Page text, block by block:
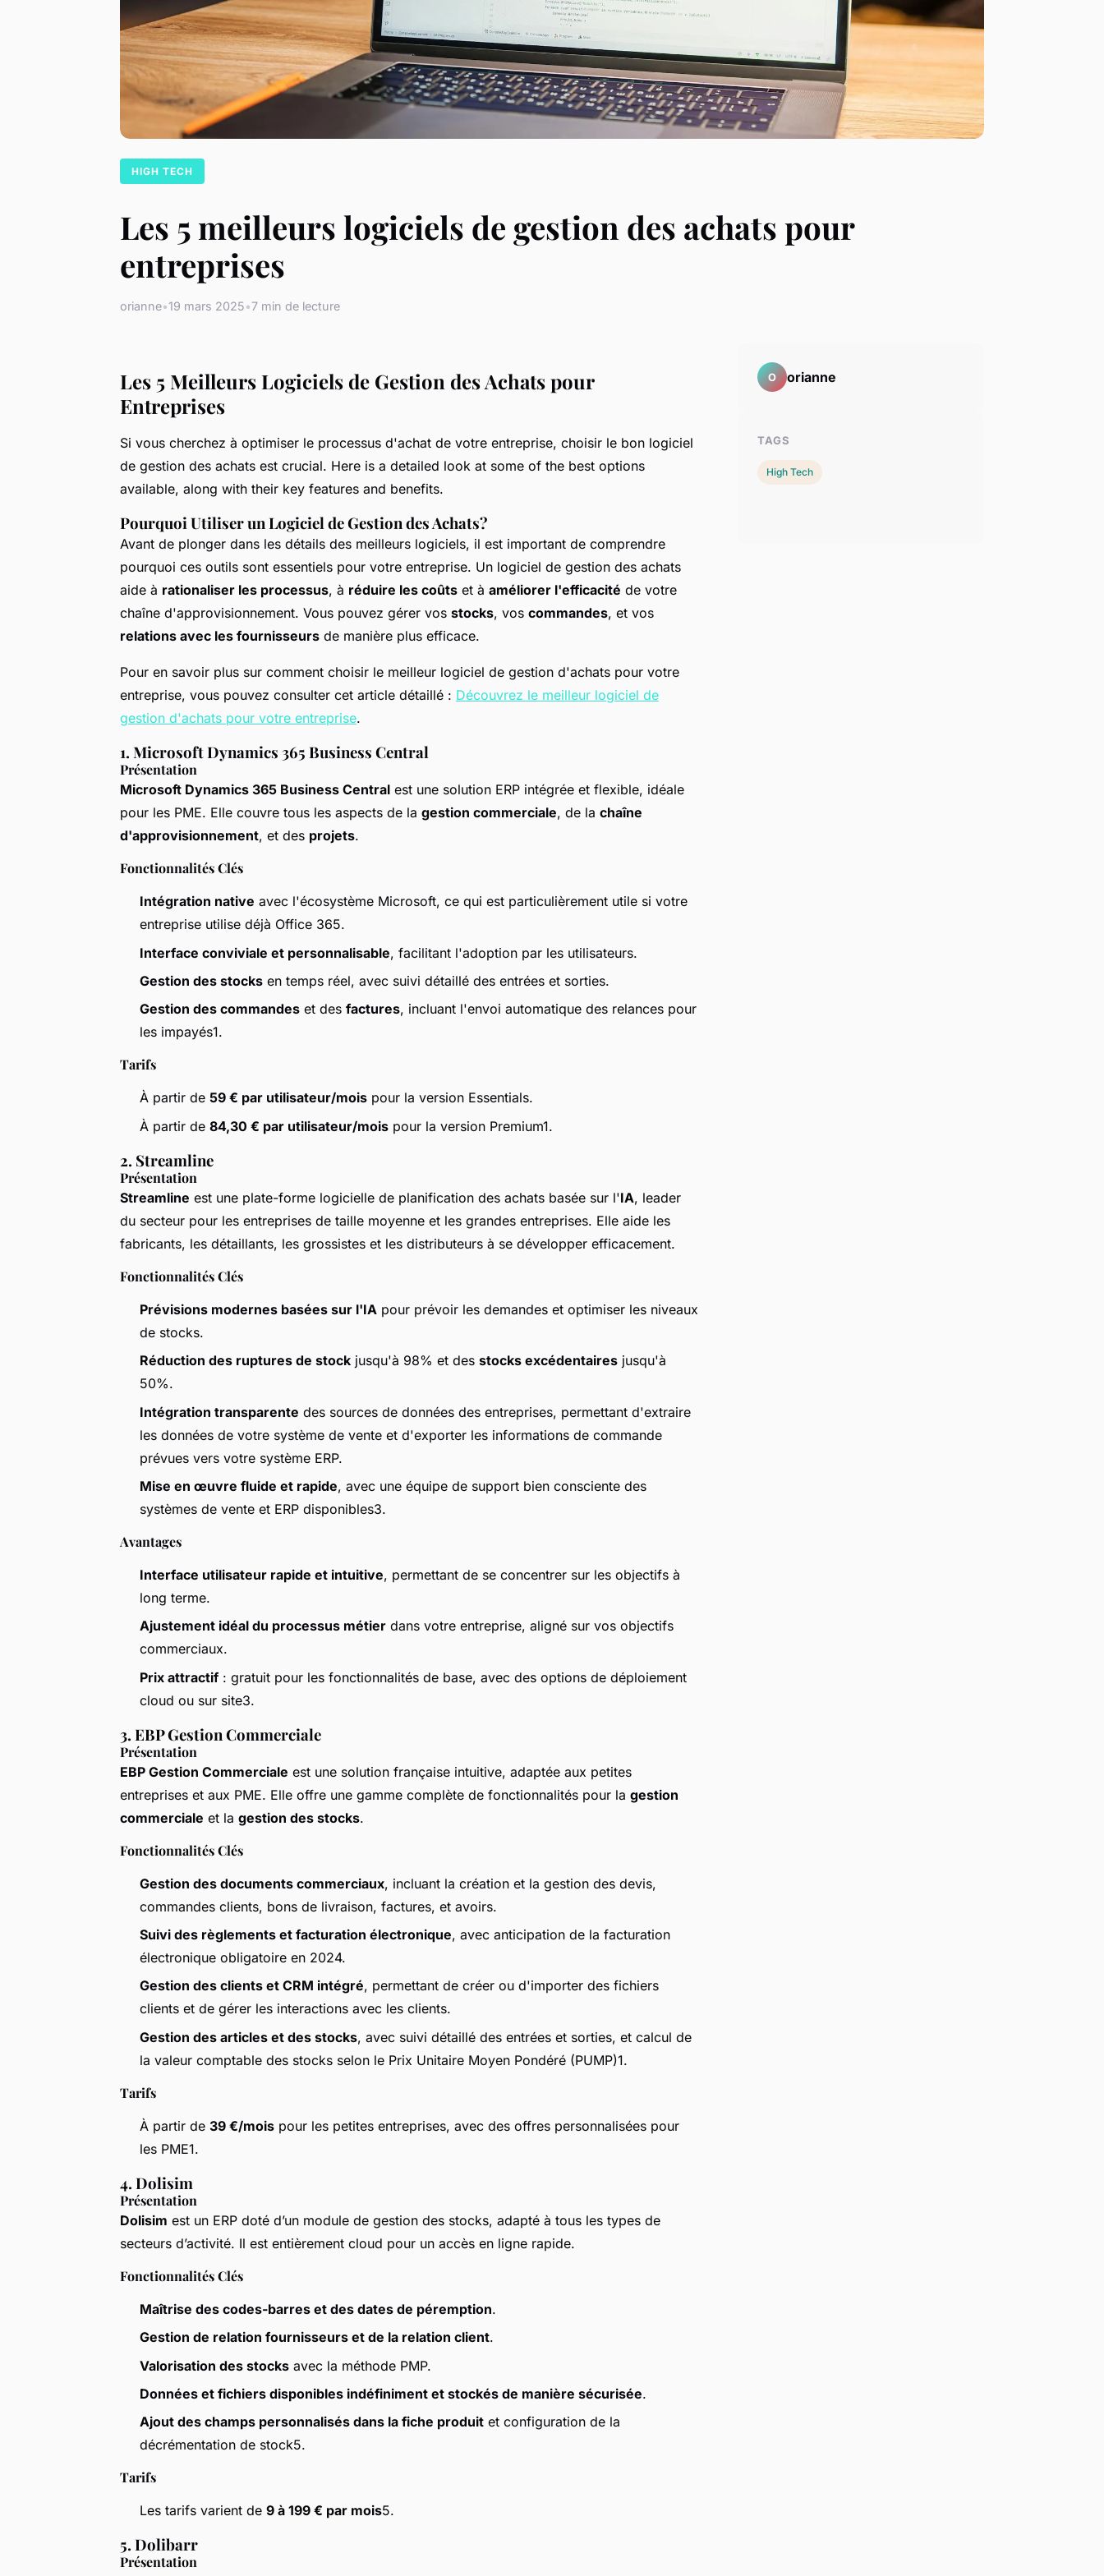
HIGH TECH
Les 5 meilleurs logiciels de gestion des achats pour
entreprises
orianne•19 mars 2025•7 min de lecture
Les 5 Meilleurs Logiciels de Gestion des Achats pour
Entreprises
Si vous cherchez à optimiser le processus d'achat de votre entreprise, choisir le bon logiciel
de gestion des achats est crucial. Here is a detailed look at some of the best options
available, along with their key features and benefits.
Pourquoi Utiliser un Logiciel de Gestion des Achats?
Avant de plonger dans les détails des meilleurs logiciels, il est important de comprendre
pourquoi ces outils sont essentiels pour votre entreprise. Un logiciel de gestion des achats
aide à rationaliser les processus, à réduire les coûts et à améliorer l'efficacité de votre
chaîne d'approvisionnement. Vous pouvez gérer vos stocks, vos commandes, et vos
relations avec les fournisseurs de manière plus efficace.
Pour en savoir plus sur comment choisir le meilleur logiciel de gestion d'achats pour votre
entreprise, vous pouvez consulter cet article détaillé : Découvrez le meilleur logiciel de
gestion d'achats pour votre entreprise.
1. Microsoft Dynamics 365 Business Central
Présentation
Microsoft Dynamics 365 Business Central est une solution ERP intégrée et flexible, idéale
pour les PME. Elle couvre tous les aspects de la gestion commerciale, de la chaîne
d'approvisionnement, et des projets.
Fonctionnalités Clés
Intégration native avec l'écosystème Microsoft, ce qui est particulièrement utile si votre
entreprise utilise déjà Office 365.
Interface conviviale et personnalisable, facilitant l'adoption par les utilisateurs.
Gestion des stocks en temps réel, avec suivi détaillé des entrées et sorties.
Gestion des commandes et des factures, incluant l'envoi automatique des relances pour
les impayés1.
Tarifs
À partir de 59 € par utilisateur/mois pour la version Essentials.
À partir de 84,30 € par utilisateur/mois pour la version Premium1.
2. Streamline
Présentation
Streamline est une plate-forme logicielle de planification des achats basée sur l'IA, leader
du secteur pour les entreprises de taille moyenne et les grandes entreprises. Elle aide les
fabricants, les détaillants, les grossistes et les distributeurs à se développer efficacement.
Fonctionnalités Clés
Prévisions modernes basées sur l'IA pour prévoir les demandes et optimiser les niveaux
de stocks.
Réduction des ruptures de stock jusqu'à 98% et des stocks excédentaires jusqu'à
50%.
Intégration transparente des sources de données des entreprises, permettant d'extraire
les données de votre système de vente et d'exporter les informations de commande
prévues vers votre système ERP.
Mise en œuvre fluide et rapide, avec une équipe de support bien consciente des
systèmes de vente et ERP disponibles3.
Avantages
Interface utilisateur rapide et intuitive, permettant de se concentrer sur les objectifs à
long terme.
Ajustement idéal du processus métier dans votre entreprise, aligné sur vos objectifs
commerciaux.
Prix attractif: gratuit pour les fonctionnalités de base, avec des options de déploiement
cloud ou sur site3.
3. EBP Gestion Commerciale
Présentation
EBP Gestion Commerciale est une solution française intuitive, adaptée aux petites
entreprises et aux PME. Elle offre une gamme complète de fonctionnalités pour la gestion
commerciale et la gestion des stocks.
Fonctionnalités Clés
Gestion des documents commerciaux, incluant la création et la gestion des devis,
commandes clients, bons de livraison, factures, et avoirs.
Suivi des règlements et facturation électronique, avec anticipation de la facturation
électronique obligatoire en 2024.
Gestion des clients et CRM intégré, permettant de créer ou d'importer des fichiers
clients et de gérer les interactions avec les clients.
Gestion des articles et des stocks, avec suivi détaillé des entrées et sorties, et calcul de
la valeur comptable des stocks selon le Prix Unitaire Moyen Pondéré (PUMP)1.
Tarifs
À partir de 39 €/mois pour les petites entreprises, avec des offres personnalisées pour
les PME1.
4. Dolisim
Présentation
Dolisim est un ERP doté d’un module de gestion des stocks, adapté à tous les types de
secteurs d’activité. Il est entièrement cloud pour un accès en ligne rapide.
Fonctionnalités Clés
Maîtrise des codes-barres et des dates de péremption.
Gestion de relation fournisseurs et de la relation client.
Valorisation des stocks avec la méthode PMP.
Données et fichiers disponibles indéfiniment et stockés de manière sécurisée.
Ajout des champs personnalisés dans la fiche produit et configuration de la
décrémentation de stock5.
Tarifs
Les tarifs varient de 9 à 199 € par mois5.
5. Dolibarr
Présentation
O orianne
TAGS
High Tech